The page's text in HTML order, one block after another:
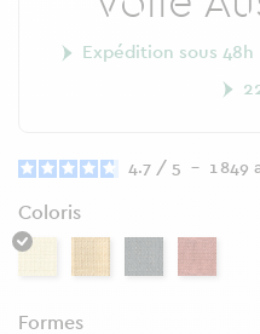
Expédition sous 48h
4.7 / 5 - 1 849
Coloris
Ivoire
Sable 220
Gris
Formes